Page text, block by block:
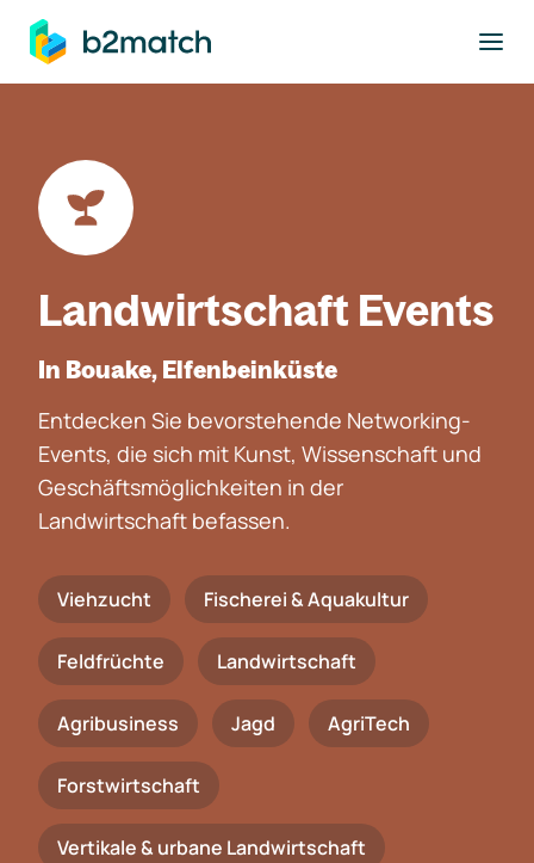
springen
Landwirtschaft Events
In Bouake, Elfenbeinküste
Entdecken Sie bevorstehende Networking-
Events, die sich mit Kunst, Wissenschaft und
Geschäftsmöglichkeiten in der
Landwirtschaft befassen.
Viehzucht Fischerei & Aquakultur
Feldfrüchte Landwirtschaft
Agribusiness Jagd AgriTech
Forstwirtschaft
Vertikale & urbane Landwirtschaft